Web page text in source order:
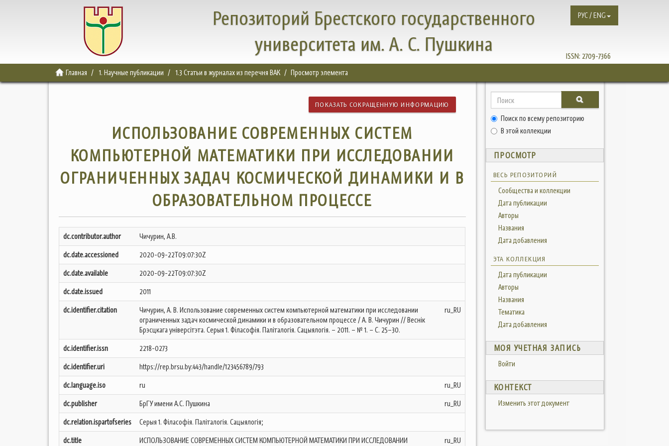
Репозиторий Брестского государственного
университета им. А. С. Пушкина
ISSN: 2709-7366
РУС / ENG
Главная 1. Научные публикации 1.3 Статьи в журналах из перечня ВАК Просмотр элемента
ПОКАЗАТЬ СОКРАЩЕННУЮ ИНФОРМАЦИЮ
ИСПОЛЬЗОВАНИЕ СОВРЕМЕННЫХ СИСТЕМ
КОМПЬЮТЕРНОЙ МАТЕМАТИКИ ПРИ ИССЛЕДОВАНИИ
ОГРАНИЧЕННЫХ ЗАДАЧ КОСМИЧЕСКОЙ ДИНАМИКИ И В
ОБРАЗОВАТЕЛЬНОМ ПРОЦЕССЕ
dc.contributor.author
Чичурин, А.В.
dc.date.accessioned
2020-09-22T09:07:30Z
dc.date.available
2020-09-22T09:07:30Z
dc.date.issued
2011
dc.identifier.citation
Чичурин, А. В. Использование современных систем компьютерной математики при исследовании
ограниченных задач космической динамики и в образовательном процессе / А. В. Чичурин // Веснік
Брэсцкага універсітэта. Серыя 1. Філасофія. Паліталогія. Сацыялогія. – 2011. – № 1. – С. 25–30.
ru_RU
dc.identifier.issn
2218-0273
dc.identifier.uri
https://rep.brsu.by:443/handle/123456789/793
dc.language.iso
ru
ru_RU
dc.publisher
БрГУ имени А.С. Пушкина
ru_RU
dc.relation.ispartofseries
Серыя 1. Філасофія. Паліталогія. Сацыялогія;
dc.title
ИСПОЛЬЗОВАНИЕ СОВРЕМЕННЫХ СИСТЕМ КОМПЬЮТЕРНОЙ МАТЕМАТИКИ ПРИ ИССЛЕДОВАНИИ
ru_RU
Поиск по всему репозиторию
В этой коллекции
ПРОСМОТР
ВЕСЬ РЕПОЗИТОРИЙ
Сообщества и коллекции
Дата публикации
Авторы
Названия
Дата добавления
ЭТА КОЛЛЕКЦИЯ
Дата публикации
Авторы
Названия
Тематика
Дата добавления
МОЯ УЧЕТНАЯ ЗАПИСЬ
Войти
КОНТЕКСТ
Изменить этот документ